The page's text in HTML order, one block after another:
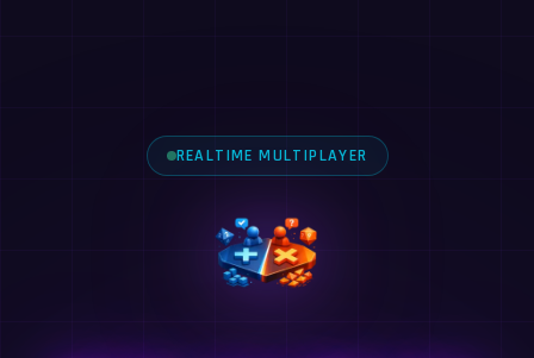
REALTIME MULTIPLAYER